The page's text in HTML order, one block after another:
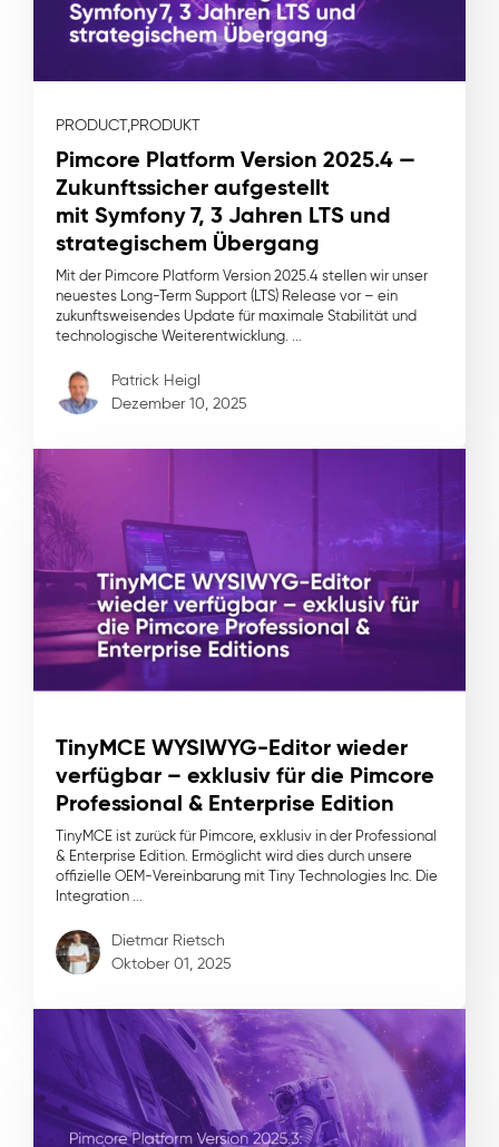
PRODUCT,PRODUKT
Pimcore Platform Version 2025.4 —
Zukunftssicher aufgestellt
mit Symfony 7, 3 Jahren LTS und
strategischem Übergang
Mit der Pimcore Platform Version 2025.4 stellen wir unser
neuestes Long-Term Support (LTS) Release vor – ein
zukunftsweisendes Update für maximale Stabilität und
technologische Weiterentwicklung. ...
Patrick Heigl
Dezember 10, 2025
TinyMCE WYSIWYG-Editor wieder
verfügbar – exklusiv für die Pimcore
Professional & Enterprise Edition
TinyMCE ist zurück für Pimcore, exklusiv in der Professional
& Enterprise Edition. Ermöglicht wird dies durch unsere
offizielle OEM-Vereinbarung mit Tiny Technologies Inc. Die
Integration ...
Dietmar Rietsch
Oktober 01, 2025